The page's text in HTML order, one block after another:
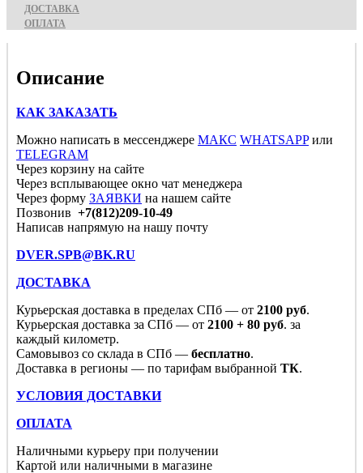
ДОСТАВКА
ОПЛАТА
Описание
КАК ЗАКАЗАТЬ
Можно написать в мессенджере МАКС WHATSAPPили
TELEGRAM
Через корзину на сайте
Через всплывающее окно чат менеджера
Через форму ЗАЯВКИ на нашем сайте
Позвонив +7(812)209-10-49
Написав напрямую на нашу почту
DVER.SPB@BK.RU
ДОСТАВКА
Курьерская доставка в пределах СПб — от 2100 руб.
Курьерская доставка за СПб — от 2100 + 80 руб. за
каждый километр.
Самовывоз со склада в СПб — бесплатно.
Доставка в регионы — по тарифам выбранной ТК.
УСЛОВИЯ ДОСТАВКИ
ОПЛАТА
Наличными курьеру при получении
Картой или наличными в магазине